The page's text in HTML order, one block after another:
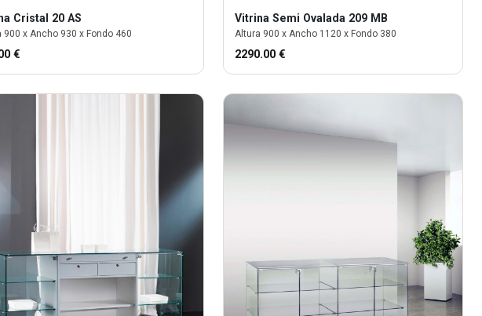
Cristal 20 AS
900 x Ancho 930 x Fondo 460
€
Vitrina Semi Ovalada 209 MB
Altura 900 x Ancho 1120 x Fondo 380
2290.00 €